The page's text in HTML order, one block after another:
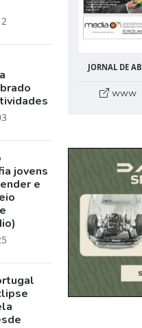
jovens
e
JORNAL DE
www